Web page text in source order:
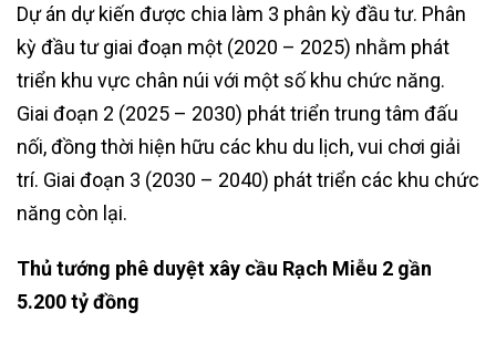
Dự án dự kiến được chia làm 3 phân kỳ đầu tư. Phân
kỳ đầu tư giai đoạn một (2020 – 2025) nhằm phát
triển khu vực chân núi với một số khu chức năng.
Giai đoạn 2 (2025 – 2030) phát triển trung tâm đấu
nối, đồng thời hiện hữu các khu du lịch, vui chơi giải
trí. Giai đoạn 3 (2030 – 2040) phát triển các khu chức
năng còn lại.
Thủ tướng phê duyệt xây cầu Rạch Miễu 2 gần
5.200 tỷ đồng